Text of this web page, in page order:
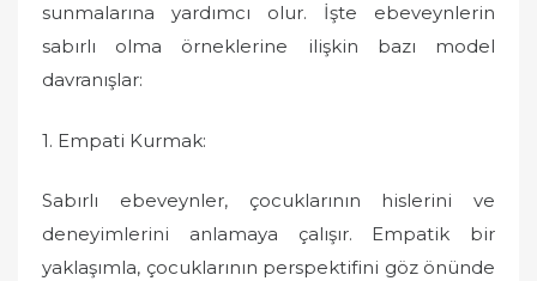
sunmalarına yardımcı olur. İşte ebeveynlerin
sabırlı olma örneklerine ilişkin bazı model
davranışlar:
1. Empati Kurmak:
Sabırlı ebeveynler, çocuklarının hislerini ve
deneyimlerini anlamaya çalışır. Empatik bir
yaklaşımla, çocuklarının perspektifini göz önünde